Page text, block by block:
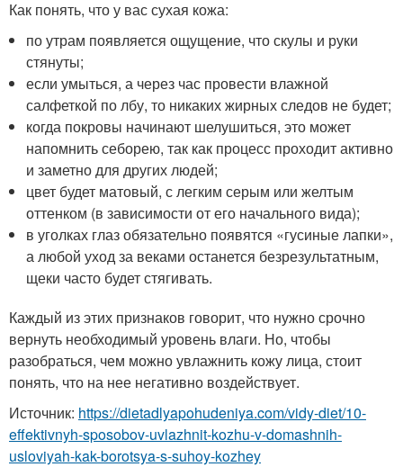
Как понять, что у вас сухая кожа:
по утрам появляется ощущение, что скулы и руки
стянуты;
если умыться, а через час провести влажной
салфеткой по лбу, то никаких жирных следов не будет;
когда покровы начинают шелушиться, это может
напомнить себорею, так как процесс проходит активно
и заметно для других людей;
цвет будет матовый, с легким серым или желтым
оттенком (в зависимости от его начального вида);
в уголках глаз обязательно появятся «гусиные лапки»,
а любой уход за веками останется безрезультатным,
щеки часто будет стягивать.
Каждый из этих признаков говорит, что нужно срочно
вернуть необходимый уровень влаги. Но, чтобы
разобраться, чем можно увлажнить кожу лица, стоит
понять, что на нее негативно воздействует.
Источник: https://dietadlyapohudeniya.com/vidy-diet/10-
effektivnyh-sposobov-uvlazhnit-kozhu-v-domashnih-
usloviyah-kak-borotsya-s-suhoy-kozhey